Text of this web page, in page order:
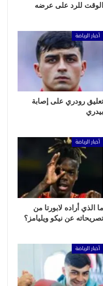
الوقت للرد على عرضه
أخبار الرياضة
تعليق رودري على إصابة
بيدري
أخبار الرياضة
ما الذي أراده لابورتا من
تصريحاته عن نيكو ويليامز؟
أخبار الرياضة